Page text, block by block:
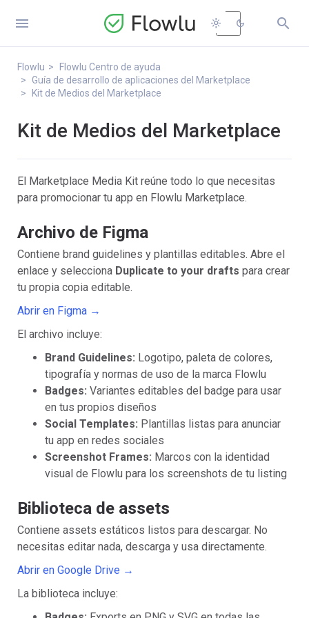
 light_mode dark_mode 
Flowlu
Flowlu Centro de ayuda
Guía de desarrollo de aplicaciones del Marketplace
Kit de Medios del Marketplace
Kit de Medios del Marketplace
El Marketplace Media Kit reúne todo lo que necesitas
para promocionar tu app en Flowlu Marketplace.
Archivo de Figma
Contiene brand guidelines y plantillas editables. Abre el
enlace y selecciona Duplicate to your drafts para crear
tu propia copia editable.
Abrir en Figma →
El archivo incluye:
Brand Guidelines: Logotipo, paleta de colores,
tipografía y normas de uso de la marca Flowlu
Badges: Variantes editables del badge para usar
en tus propios diseños
Social Templates: Plantillas listas para anunciar
tu app en redes sociales
Screenshot Frames: Marcos con la identidad
visual de Flowlu para los screenshots de tu listing
Biblioteca de assets
Contiene assets estáticos listos para descargar. No
necesitas editar nada, descarga y usa directamente.
Abrir en Google Drive →
La biblioteca incluye: